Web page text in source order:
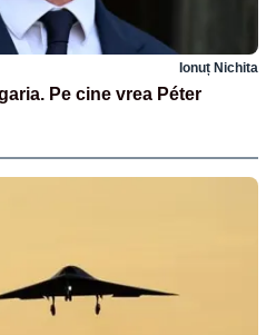
Ionuț Nichita
Pe cine vrea Péter